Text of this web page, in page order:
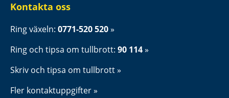
Kontakta oss
Ring växeln: 0771-520 520
Ring och tipsa om tullbrott: 90 114
Skriv och tipsa om tullbrott
Fler kontaktuppgifter